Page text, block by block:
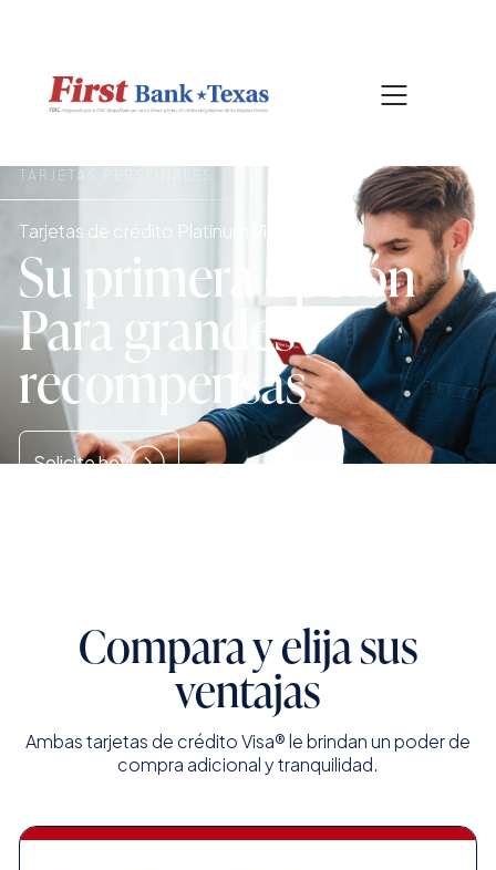
TARJETAS PERSONALES
Tarjetas de crédito Platinum Visa
Su primera opción
Para grandes
recompensas
Solicite hoy
Compara y elija sus
ventajas
Ambas tarjetas de crédito Visa® le brindan un poder de
compra adicional y tranquilidad.